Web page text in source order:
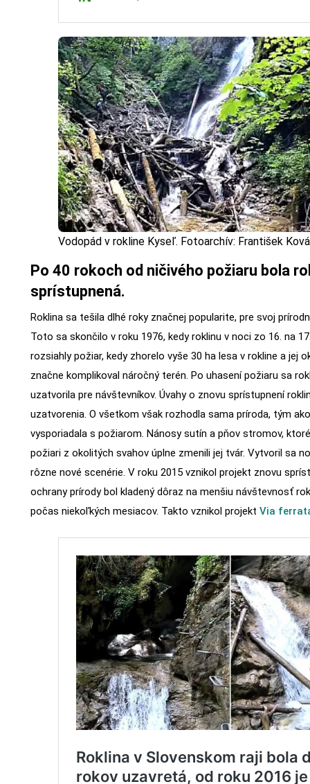
Vodopád v rokline Kyseľ. Fotoarchív: František
Po 40 rokoch od ničivého požiaru bola
sprístupnená.
Roklina sa tešila dlhé roky značnej popularite, pre svoj
Toto sa skončilo v roku 1976, kedy roklinu v noci zo 16. na
rozsiahly požiar, kedy zhorelo vyše 30 ha lesa v rokline a jej
značne komplikoval náročný terén. Po uhasení požiaru sa
uzatvorila pre návštevníkov. Úvahy o znovu sprístupnení
uzatvorenia. O všetkom však rozhodla sama príroda, tým
vysporiadala s požiarom. Nánosy sutín a pňov stromov,
požiari z okolitých svahov úplne zmenili jej tvár. Vytvoril sa
rôzne nové scenérie. V roku 2015 vznikol projekt znovu
ochrany prírody bol kladený dôraz na menšiu návštevnosť
počas niekoľkých mesiacov. Takto vznikol projekt Via